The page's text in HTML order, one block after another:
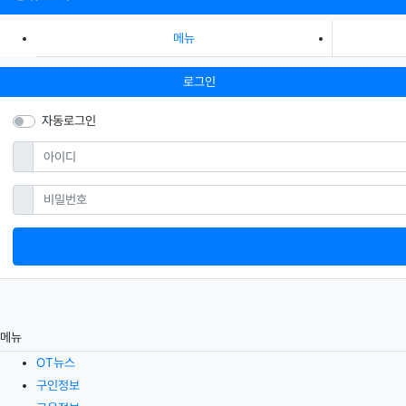
메뉴
로그인
자동로그인
필수
비밀번호필수
메뉴
OT뉴스
구인정보